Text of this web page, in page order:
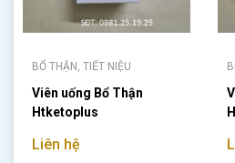
BỔ THẬN, TIẾT NIỆU
Viên uống Bổ Thận
Htketoplus
Liên hệ